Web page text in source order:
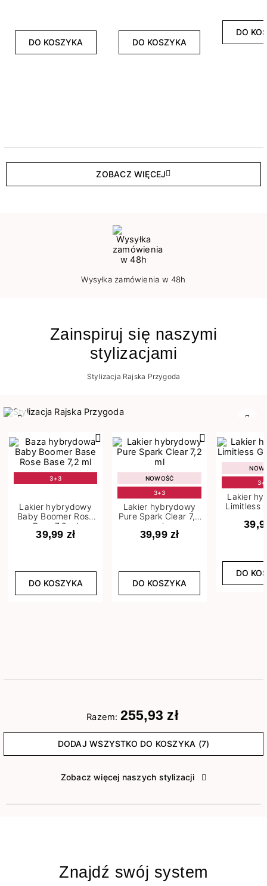
DO KOSZYKA DO KOSZYKA
DO
ZOBACZ WIĘCEJ
Wysyłka zamówienia w 48h
Zainspiruj się naszymi
stylizacjami
Stylizacja Rajska Przygoda
3+3
Lakier hybrydowy
Baby Boomer Rose
Base 7,2 ml
39,99 zł
DO KOSZYKA
NOWOŚĆ
3+3
Lakier hybrydowy
Pure Spark Clear 7,2
ml
39,99 zł
DO KOSZYKA
Lakier
Limitless
DO
Razem: 255,93 zł
DODAJ WSZYSTKO DO KOSZYKA (7)
Zobacz więcej naszych stylizacji
Znajdź swój system